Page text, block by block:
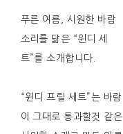
푸른 여름, 시원한 바람
소리를 닮은 “윈디 세
트”를 소개합니다.
“윈디 프릴 세트”는 바람
이 그대로 통과할것 같은